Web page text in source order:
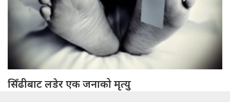
सिँढीबाट लडेर एक जनाको मृत्यु